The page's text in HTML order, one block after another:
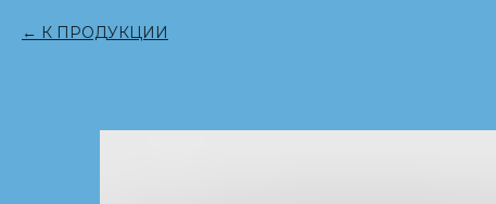
К ПРОДУКЦИИ